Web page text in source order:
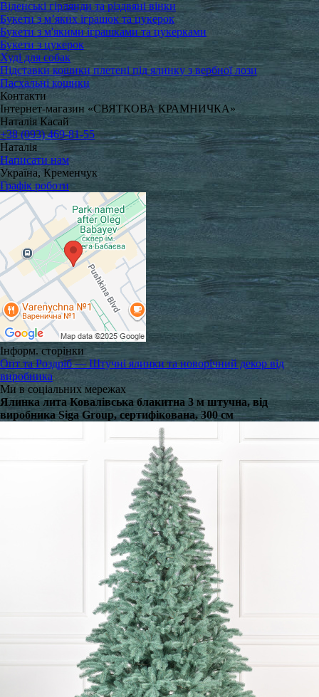
Віденські гірлянди та різдвяні вінки
Букети з м’яких іграшок та цукерок
Букети з м'якими іграшками та цукерками
Букети з цукерок
Худі для собак
Підставки кошики плетені під ялинку з вербної лози
Пасхальні кошики
Контакти
Інтернет-магазин «СВЯТКОВА КРАМНИЧКА»
Наталія Касай
+38 (093) 469-81-55
Наталія
Написати нам
Україна, Кременчук
Графік роботи
Інформ. сторінки
Опт та Роздріб — Штучні ялинки та новорічний декор від
виробника
Ми в соціальних мережах
Ялинка лита Ковалівська блакитна 3 м штучна, від
виробника Siga Group, сертифікована, 300 см